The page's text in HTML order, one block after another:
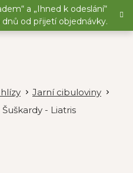
a „Ihned k odeslání“
dnů od přijetí objednávky.
Jarní cibuloviny
Šuškardy - Liatris